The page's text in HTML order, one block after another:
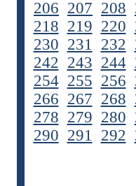
206 207 208
218 219 220
230 231 232
242 243 244
254 255 256
266 267 268
278 279 280
290 291 292